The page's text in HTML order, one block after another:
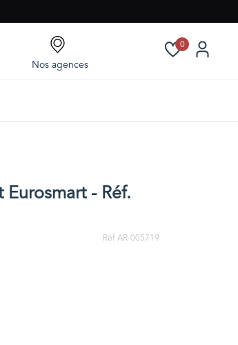
Nos agences
0
- Réf.
Réf AR-005719